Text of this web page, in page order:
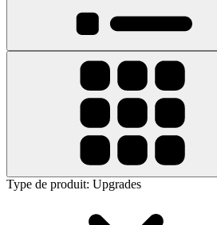
Type de produit: Upgrades